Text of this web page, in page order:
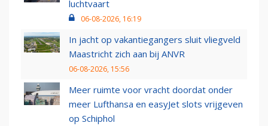
luchtvaart
06-08-2026, 16:19
In jacht op vakantiegangers sluit vliegveld
Maastricht zich aan bij ANVR
06-08-2026, 15:56
Meer ruimte voor vracht doordat onder
meer Lufthansa en easyJet slots vrijgeven
op Schiphol